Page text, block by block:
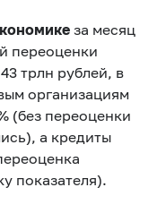
за месяц
переоценки
трлн рублей, в
организациям
(без переоценки
), а кредиты
показателя).